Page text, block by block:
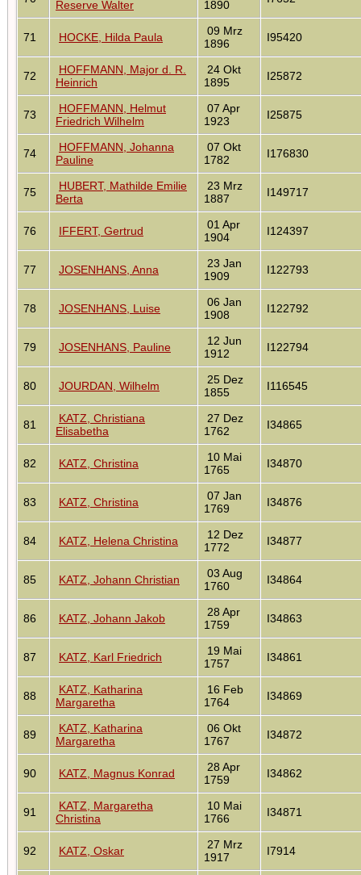
Reserve Walter 1890
71 HOCKE, Hilda Paula
09 Mrz
1896
I95420
72
HOFFMANN, Major d. R.
Heinrich
24 Okt
1895
I25872
73
HOFFMANN, Helmut
Friedrich Wilhelm
07 Apr
1923
I25875
74
HOFFMANN, Johanna
Pauline
07 Okt
1782
I176830
75
HUBERT, Mathilde Emilie
Berta
23 Mrz
1887
I149717
76 IFFERT, Gertrud
01 Apr
1904
I124397
77 JOSENHANS, Anna
23 Jan
1909
I122793
78 JOSENHANS, Luise
06 Jan
1908
I122792
79 JOSENHANS, Pauline
12 Jun
1912
I122794
80 JOURDAN, Wilhelm
25 Dez
1855
I116545
81
KATZ, Christiana
Elisabetha
27 Dez
1762
I34865
82 KATZ, Christina
10 Mai
1765
I34870
83 KATZ, Christina
07 Jan
1769
I34876
84 KATZ, Helena Christina
12 Dez
1772
I34877
85 KATZ, Johann Christian
03 Aug
1760
I34864
86 KATZ, Johann Jakob
28 Apr
1759
I34863
87 KATZ, Karl Friedrich
19 Mai
1757
I34861
88
KATZ, Katharina
Margaretha
16 Feb
1764
I34869
89
KATZ, Katharina
Margaretha
06 Okt
1767
I34872
90 KATZ, Magnus Konrad
28 Apr
1759
I34862
91
KATZ, Margaretha
Christina
10 Mai
1766
I34871
92 KATZ, Oskar
27 Mrz
1917
I7914